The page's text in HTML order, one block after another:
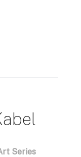
Series